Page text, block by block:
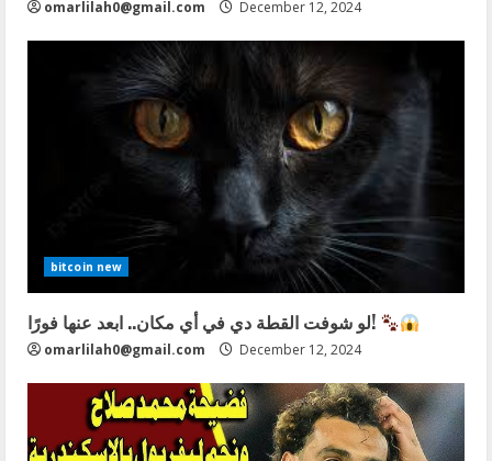
omarlilah0@gmail.com December 12, 2024
bitcoin new
لو شوفت القطة دي في أي مكان.. ابعد عنها فورًا!
omarlilah0@gmail.com December 12, 2024